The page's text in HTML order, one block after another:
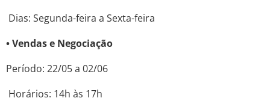
Dias: Segunda-feira a Sexta-feira
• Vendas e Negociação
Período: 22/05 a 02/06
Horários: 14h às 17h